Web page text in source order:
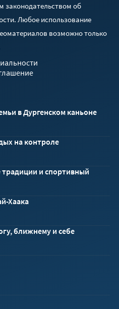
законодательством об
Любое использование
возможно только
в Дургенском каньоне
на контроле
и спортивный
Хаака
ближнему и себе